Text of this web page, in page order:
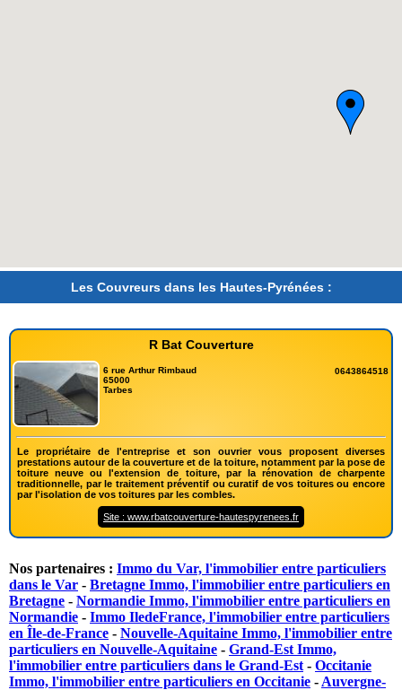
Les Couvreurs dans les Hautes-Pyrénées :
R Bat Couverture
6 rue Arthur Rimbaud
65000
Tarbes
0643864518
Le propriétaire de l'entreprise et son ouvrier vous proposent diverses
prestations autour de la couverture et de la toiture, notamment par la pose de
toiture neuve ou l'extension de toiture, par la rénovation de charpente
traditionnelle, par le traitement préventif ou curatif de vos toitures ou encore
par l'isolation de vos toitures par les combles.
Site : www.rbatcouverture-hautespyrenees.fr
Nos partenaires : Immo du Var, l'immobilier entre particuliers
dans le Var - Bretagne Immo, l'immobilier entre particuliers en
Bretagne - Normandie Immo, l'immobilier entre particuliers en
Normandie - Immo IledeFrance, l'immobilier entre particuliers
en Île-de-France - Nouvelle-Aquitaine Immo, l'immobilier entre
particuliers en Nouvelle-Aquitaine - Grand-Est Immo,
l'immobilier entre particuliers dans le Grand-Est - Occitanie
Immo, l'immobilier entre particuliers en Occitanie - Auvergne-